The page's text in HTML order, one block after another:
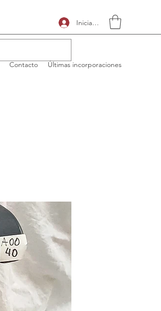
Iniciar sesión
Contacto Últimas incorporaciones